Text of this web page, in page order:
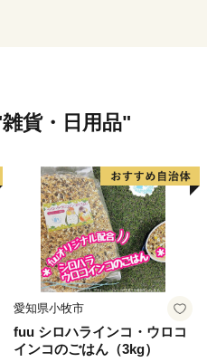
貨・日用品"
愛知県小牧市
fuu シロハラインコ・ウロコ
インコのごはん（3kg）